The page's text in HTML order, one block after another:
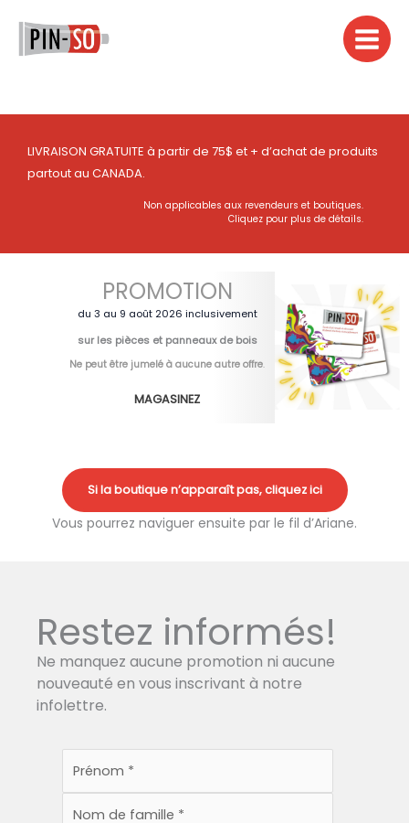
contenu
LIVRAISON GRATUITE à partir de 75$ et + d’achat de produits
partout au CANADA.
Non applicables aux revendeurs et boutiques.
Cliquez pour plus de détails.
PROMOTION
du 3 au 9 août 2026 inclusivement
sur les pièces et panneaux de bois
Ne peut être jumelé à aucune autre offre.
MAGASINEZ
Si la boutique n’apparaît pas, cliquez ici
Vous pourrez naviguer ensuite par le fil d’Ariane.
Restez informés!
Ne manquez aucune promotion ni aucune
nouveauté en vous inscrivant à notre
infolettre.